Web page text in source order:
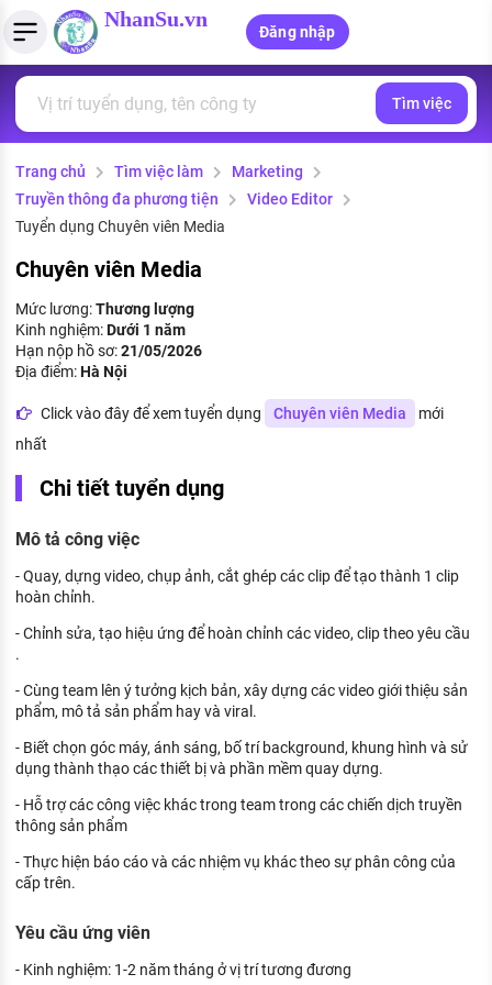
NhanSu.vn
Đăng nhập
Tìm việc làm
Việc làm ngành luật
Việc làm lương cao
Việc làm tốt nhất
CÔNG TY
Danh sách nhà tuyển dụng
Nhà tuyển dụng hàng đầu
Quản lý CV
Tải CV lên
Tạo CV trực tuyến
MẪU CV THEO STYLE
Mẫu CV đơn giản
Tính lương Gross - Net
Tính thuế thu nhập cá nhân
Tính trợ cấp thất nghiệp
PHÁP LUẬT VIỆT NAM
Văn bản pháp luật
Chính sách mới
PHÁP LUẬT LAO ĐỘNG
Lao động và tiền lương
Bảo hiểm và phúc lợi
Thuế thu nhập
Hồ sơ biểu mẫu
Tử vi nghề nghiệp
Kỹ năng nghề nghiệp
HƯỚNG NGHIỆP VIỆC LÀM
Xu hướng việc làm
XÂY DỰNG VÀ PHÁT TRIỂN ĐỘI NGŨ
NHÂN SỰ
TUYỂN DỤNG VIỆC LÀM
Tìm việc
Trang chủ Tìm việc làm
Marketing
Truyền thông đa phương tiện
Video Editor
Tuyển dụng Chuyên viên Media
Chuyên viên Media
Mức lương:Thương lượng
Kinh nghiệm:Dưới 1 năm
Hạn nộp hồ sơ:21/05/2026
Địa điểm:Hà Nội
Click vào đây để xem tuyển dụng Chuyên viên Media
mới
nhất
Chi tiết tuyển dụng
Mô tả công việc
- Quay, dựng video, chụp ảnh, cắt ghép các clip để tạo thành 1 clip
hoàn chỉnh.
- Chỉnh sửa, tạo hiệu ứng để hoàn chỉnh các video, clip theo yêu cầu
.
- Cùng team lên ý tưởng kịch bản, xây dựng các video giới thiệu sản
phẩm, mô tả sản phẩm hay và viral.
- Biết chọn góc máy, ánh sáng, bố trí background, khung hình và sử
dụng thành thạo các thiết bị và phần mềm quay dựng.
- Hỗ trợ các công việc khác trong team trong các chiến dịch truyền
thông sản phẩm
- Thực hiện báo cáo và các nhiệm vụ khác theo sự phân công của
cấp trên.
Yêu cầu ứng viên
- Kinh nghiệm: 1-2 năm tháng ở vị trí tương đương